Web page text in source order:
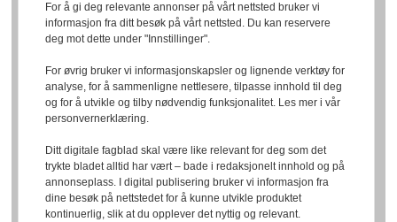
For å gi deg relevante annonser på vårt nettsted bruker vi
informasjon fra ditt besøk på vårt nettsted. Du kan reservere
deg mot dette under "Innstillinger".
For øvrig bruker vi informasjonskapsler og lignende verktøy for
analyse, for å sammenligne nettlesere, tilpasse innhold til deg
og for å utvikle og tilby nødvendig funksjonalitet. Les mer i vår
personvernerklæring.
Ditt digitale fagblad skal være like relevant for deg som det
trykte bladet alltid har vært – bade i redaksjonelt innhold og på
annonseplass. I digital publisering bruker vi informasjon fra
dine besøk på nettstedet for å kunne utvikle produktet
kontinuerlig, slik at du opplever det nyttig og relevant.